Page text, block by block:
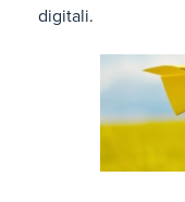
digitali.